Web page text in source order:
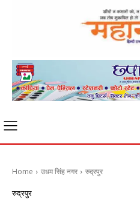
Home उधम सिंह नगर रुद्रपुर
रुद्रपुर